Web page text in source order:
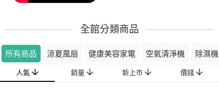
全館分類商品
所有商品 涼夏風扇 健康美容家電 空氣清淨機 除濕
人氣 銷量 新上市 價錢